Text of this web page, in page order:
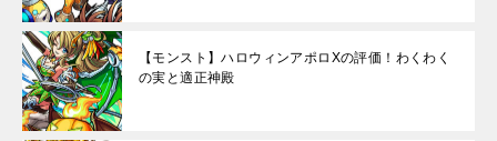
【モンスト】ハロウィンアポロXの評価！わくわく
の実と適正神殿